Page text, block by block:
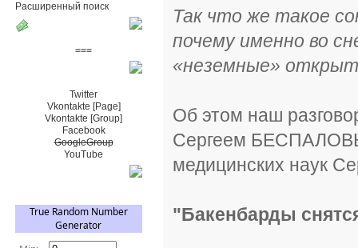
Расширенный поиск
===
Twitter
Vkontakte [Page]
Vkontakte [Group]
Facebook
GoogleGroup
YouTube
Так что же такое
почему именно во
«неземные»
Об этом наш
Сергеем
медицинских наук
"Бакенбарды